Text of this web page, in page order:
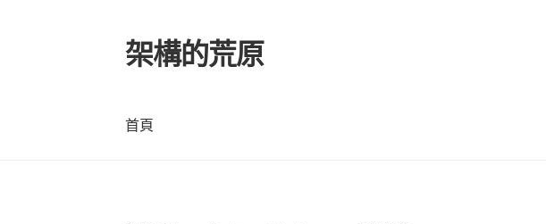
跳
至
覽
列
跳
至
要
內
架構的荒原
首頁